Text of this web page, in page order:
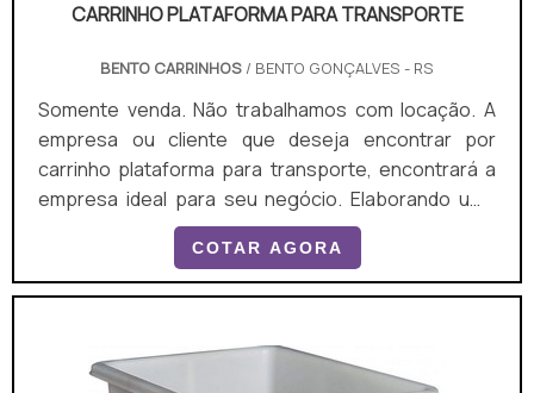
CARRINHO PLATAFORMA PARA TRANSPORTE
BENTO CARRINHOS / BENTO GONÇALVES - RS
Somente venda. Não trabalhamos com locação. A
empresa ou cliente que deseja encontrar por
carrinho plataforma para transporte, encontrará a
empresa ideal para seu negócio. Elaborando uma
cotação no portal Soluções Industriais e achando a
melhor referência do mercado. É importante lembrar
que o produto deve sempre ser adquirido com
de cuidado ajuda a garantir a qualidade e
durabilidade dos...
COTAR AGORA